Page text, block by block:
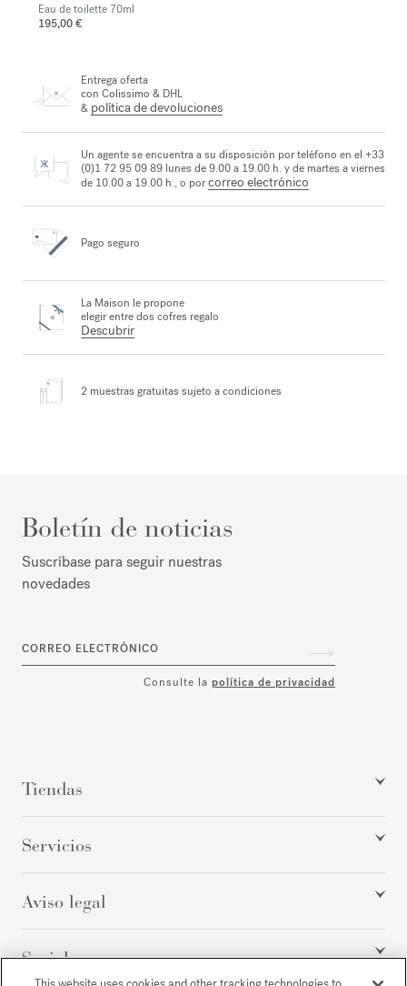
Eau de toilette 70ml
195,00 €
Entrega oferta
con Colissimo & DHL
& política de devoluciones
Un agente se encuentra a su disposición por teléfono en el +33
(0)1 72 95 09 89 lunes de 9.00 a 19.00 h. y de martes a viernes
de 10.00 a 19.00 h., o porcorreo electrónico
Pago seguro
La Maison le propone
elegir entre dos cofres regalo
Descubrir
2 muestras gratuitas sujeto a condiciones
Boletín de noticias
Suscríbase para seguir nuestras
novedades
CORREO ELECTRÓNICO
Consulte la política de privacidad
Tiendas
Servicios
Aviso legal
Social